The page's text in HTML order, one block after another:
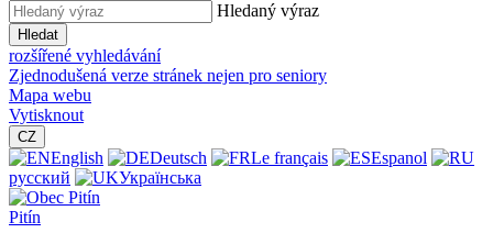
Hledaný výraz
Hledat
rozšířené vyhledávání
Zjednodušená verze stránek nejen pro seniory
Mapa webu
Vytisknout
CZ
English Deutsch Le français
Espanol
русский
Українська
Pitín